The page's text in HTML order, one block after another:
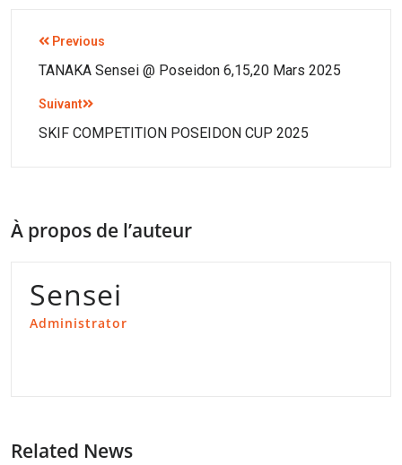
Previous
TANAKA Sensei @ Poseidon 6,15,20 Mars 2025
Suivant
SKIF COMPETITION POSEIDON CUP 2025
À propos de l’auteur
Sensei
Administrator
Related News